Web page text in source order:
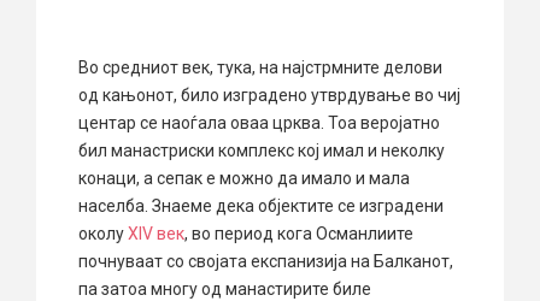
Во средниот век, тука, на најстрмните делови
од кањонот, било изградено утврдување во чиј
центар се наоѓала оваа црква. Тоа веројатно
бил манастриски комплекс кој имал и неколку
конаци, а сепак е можно да имало и мала
населба. Знаеме дека објектите се изградени
околуXIV век, во период кога Османлиите
почнуваат со својата експанизија на Балканот,
па затоа многу од манастирите биле